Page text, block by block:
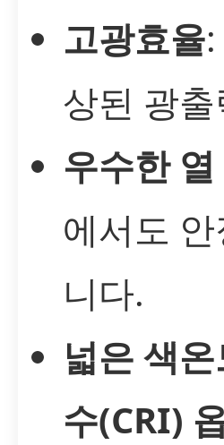
고광효율
상된 광
우수한
에서도
니다.
넓은 색
수(CRI)